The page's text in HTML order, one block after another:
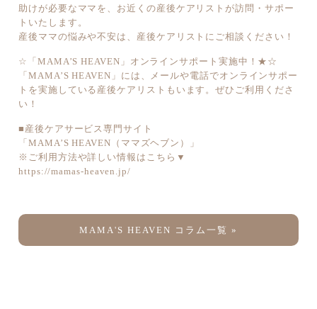
助けが必要なママを、お近くの産後ケアリストが訪問・サポー
トいたします。
産後ママの悩みや不安は、産後ケアリストにご相談ください！
☆「MAMA’S HEAVEN」オンラインサポート実施中！★☆
「MAMA’S HEAVEN」には、メールや電話でオンラインサポー
トを実施している産後ケアリストもいます。ぜひご利用くださ
い！
■産後ケアサービス専門サイト
「MAMA’S HEAVEN（ママズヘブン）」
※ご利用方法や詳しい情報はこちら▼
https://mamas-heaven.jp/
MAMA'S HEAVEN コラム一覧 »